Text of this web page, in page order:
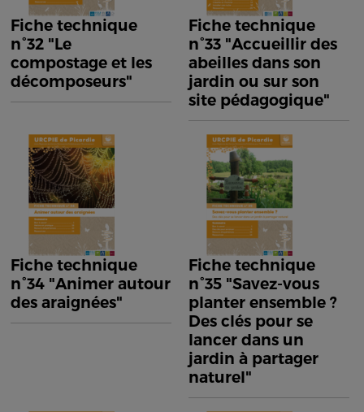
Fiche technique
n°32 "Le
compostage et les
décomposeurs"
Fiche technique
n°33 "Accueillir des
abeilles dans son
jardin ou sur son
site pédagogique"
Fiche technique
n°34 "Animer autour
des araignées"
Fiche technique
n°35 "Savez-vous
planter ensemble ?
Des clés pour se
lancer dans un
jardin à partager
naturel"